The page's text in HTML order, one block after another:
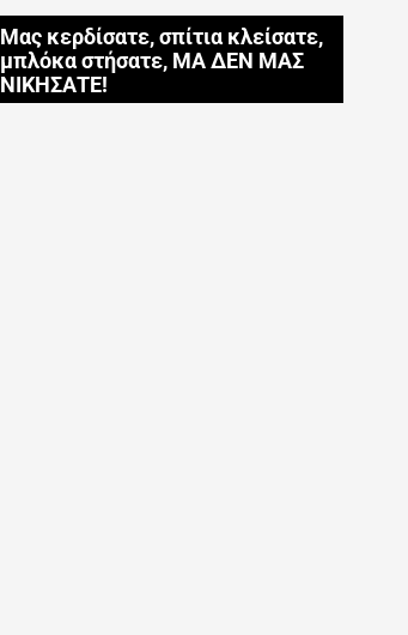
Μας κερδίσατε, σπίτια κλείσατε,
μπλόκα στήσατε, ΜΑ ΔΕΝ ΜΑΣ
ΝΙΚΗΣΑΤΕ!